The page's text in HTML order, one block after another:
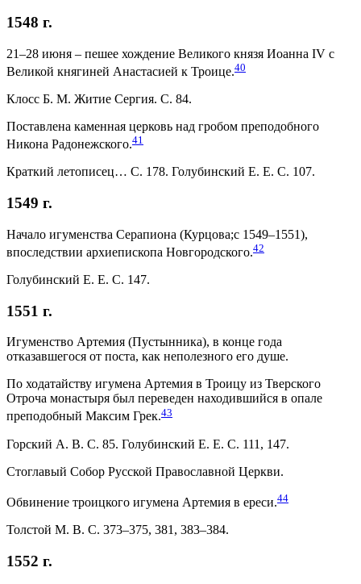
1548 г.
21–28 июня – пешее хождение Великого князя Иоанна IV с
Великой княгиней Анастасией к Троице.40
Клосс Б. М. Житие Сергия. С. 84.
Поставлена каменная церковь над гробом преподобного
Никона Радонежского.41
Краткий летописец… С. 178. Голубинский Е. Е. С. 107.
1549 г.
Начало игуменства Серапиона (Курцова;с 1549–1551),
впоследствии архиепископа Новгородского.42
Голубинский Е. Е. С. 147.
1551 г.
Игуменство Артемия (Пустынника), в конце года
отказавшегося от поста, как неполезного его душе.
По ходатайству игумена Артемия в Троицу из Тверского
Отроча монастыря был переведен находившийся в опале
преподобный Максим Грек.43
Горский А. В. С. 85. Голубинский Е. Е. С. 111, 147.
Стоглавый Собор Русской Православной Церкви.
Обвинение троицкого игумена Артемия в ереси.44
Толстой М. В. С. 373–375, 381, 383–384.
1552 г.